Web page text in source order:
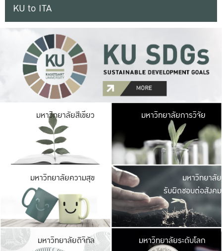
KU to ITA
มหาวิทยาลัยสีเขียว มหาวิ
มีพื้นที่เขียวสดใส
เป็นป่าในเมือง เกษต
มหาวิทยาลัยการวิจัย
มหาวิทยาลัยความสุข มหาวิ
ค
เปิดประ
และพบเรื่องราวใ
มหาวิทยาลัย
รับผิดชอบต่อสังคม
มหาวิทยาลัยดิจิทัล มหาวิ
มหาวิทยาลัยระดับโลก